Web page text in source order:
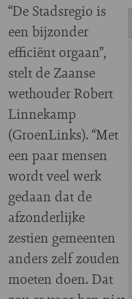
“De Stadsregio is
een bijzonder
efficiënt orgaan”,
stelt de Zaanse
wethouder Robert
Linnekamp
(GroenLinks). “Met
een paar mensen
wordt veel werk
gedaan dat de
afzonderlijke
zestien gemeenten
anders zelf zouden
moeten doen. Dat